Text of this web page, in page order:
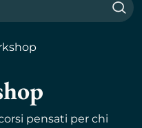
pensati per chi